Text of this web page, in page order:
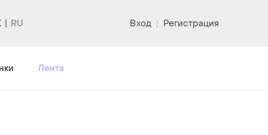
Вход | Регистрация
Лента